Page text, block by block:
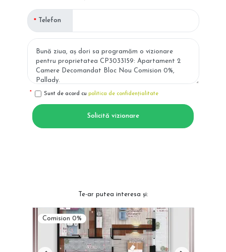
Telefon
Sunt de acord cu politica de confidențialitate
Solicită vizionare
Te-ar putea interesa și:
Comision 0%